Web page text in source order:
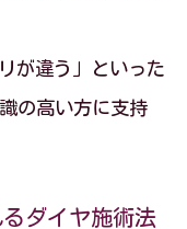
が違う」といった
の高い方に支持
ダイヤ施術法